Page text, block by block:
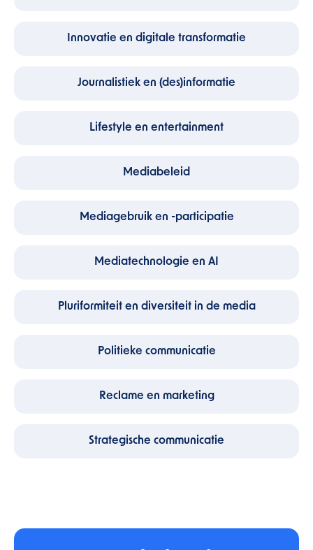
Innovatie en digitale transformatie
Journalistiek en (des)informatie
Lifestyle en entertainment
Mediabeleid
Mediagebruik en -participatie
Mediatechnologie en AI
Pluriformiteit en diversiteit in de media
Politieke communicatie
Reclame en marketing
Strategische communicatie